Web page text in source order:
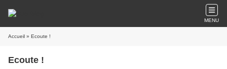
MENU
Accueil » Ecoute !
Ecoute !